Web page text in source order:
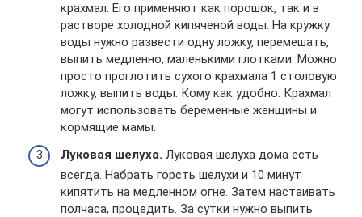
крахмал. Его применяют как порошок, так и в
растворе холодной кипяченой воды. На кружку
воды нужно развести одну ложку, перемешать,
выпить медленно, маленькими глотками. Можно
просто проглотить сухого крахмала 1 столовую
ложку, выпить воды. Кому как удобно. Крахмал
могут использовать беременные женщины и
кормящие мамы.
Луковая шелуха. Луковая шелуха дома есть
всегда. Набрать горсть шелухи и 10 минут
кипятить на медленном огне. Затем настаивать
полчаса, процедить. За сутки нужно выпить